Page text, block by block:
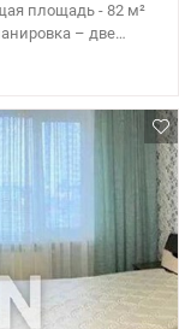
площадь - 82 м²
– две
Bosch:
и
с Wi-Fi
выводы под
50 л (с сухими)
Дом
чему при
и